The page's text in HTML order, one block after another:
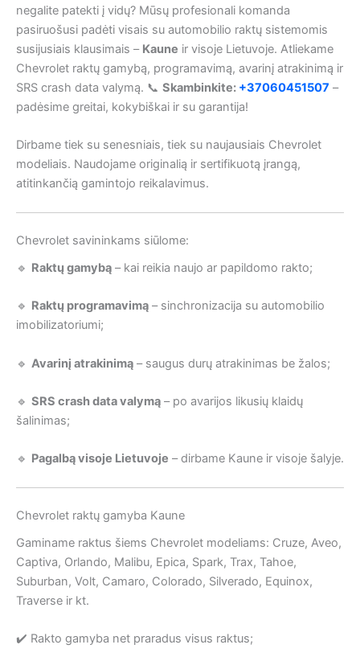
negalite patekti į vidų? Mūsų profesionali komanda
pasiruošusi padėti visais su automobilio raktų sistemomis
susijusiais klausimais – Kaune ir visoje Lietuvoje. Atliekame
Chevrolet raktų gamybą, programavimą, avarinį atrakinimą ir
SRS crash data valymą. 📞 Skambinkite: +37060451507 –
padėsime greitai, kokybiškai ir su garantija!
Dirbame tiek su senesniais, tiek su naujausiais Chevrolet
modeliais. Naudojame originalią ir sertifikuotą įrangą,
atitinkančią gamintojo reikalavimus.
Chevrolet savininkams siūlome:
🔹 Raktų gamybą – kai reikia naujo ar papildomo rakto;
🔹 Raktų programavimą – sinchronizacija su automobilio
imobilizatoriumi;
🔹 Avarinį atrakinimą – saugus durų atrakinimas be žalos;
🔹 SRS crash data valymą – po avarijos likusių klaidų
šalinimas;
🔹 Pagalbą visoje Lietuvoje – dirbame Kaune ir visoje šalyje.
Chevrolet raktų gamyba Kaune
Gaminame raktus šiems Chevrolet modeliams: Cruze, Aveo,
Captiva, Orlando, Malibu, Epica, Spark, Trax, Tahoe,
Suburban, Volt, Camaro, Colorado, Silverado, Equinox,
Traverse ir kt.
✔️ Rakto gamyba net praradus visus raktus;